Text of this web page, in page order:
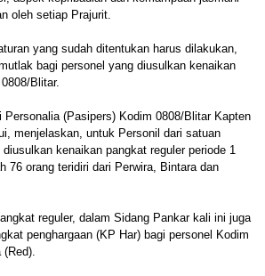
oleh setiap Prajurit.
yang sudah ditentukan harus dilakukan,
bagi personel yang diusulkan kenaikan
Blitar.
Personalia (Pasipers) Kodim 0808/Blitar Kapten
menjelaskan, untuk Personil dari satuan
kenaikan pangkat reguler periode 1
76 orang teridiri dari Perwira, Bintara dan
reguler, dalam Sidang Pankar kali ini juga
penghargaan (KP Har) bagi personel Kodim